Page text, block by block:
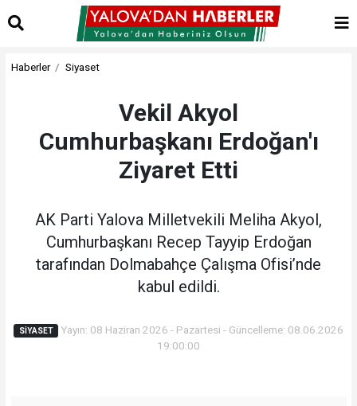
Haberler Siyaset
Vekil Akyol
Cumhurbaşkanı Erdoğan'ı
Ziyaret Etti
AK Parti Yalova Milletvekili Meliha Akyol,
Cumhurbaşkanı Recep Tayyip Erdoğan
tarafından Dolmabahçe Çalışma Ofisi’nde
kabul edildi.
SIYASET
Yayın: 08 Haziran 2026 - Pazartesi - Güncelleme: 08.06.2026
19:00:00